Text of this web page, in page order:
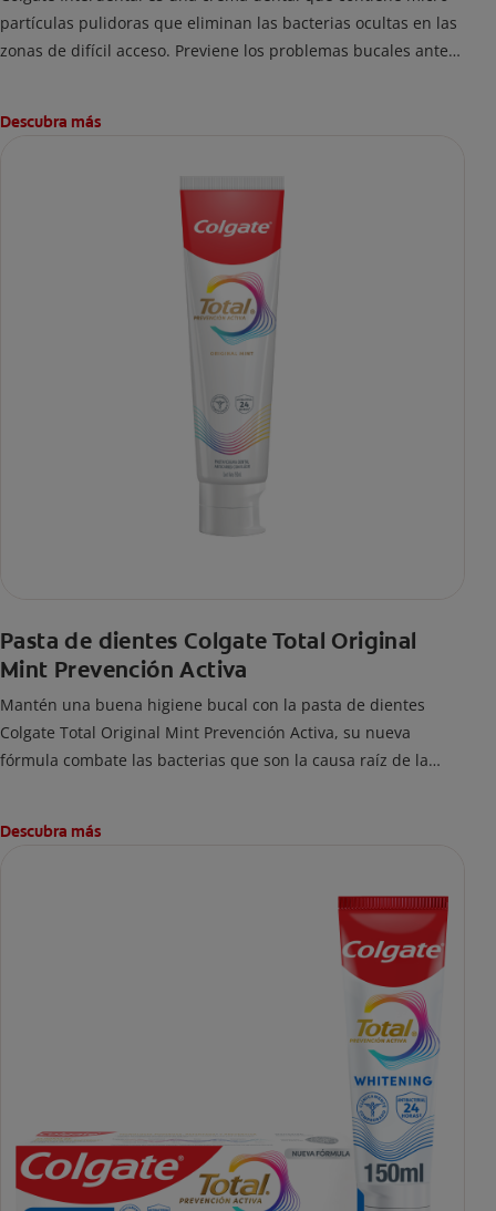
partículas pulidoras que eliminan las bacterias ocultas en las
zonas de difícil acceso. Previene los problemas bucales antes
Descubra más
Pasta de dientes Colgate Total Original
Mint Prevención Activa
Mantén una buena higiene bucal con la pasta de dientes
Colgate Total Original Mint Prevención Activa, su nueva
fórmula combate las bacterias que son la causa raíz de la
caries.
Descubra más